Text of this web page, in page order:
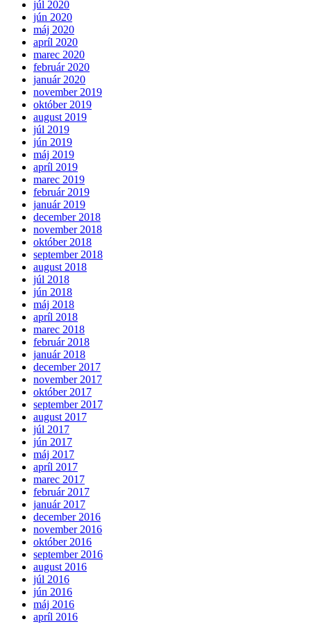
júl 2020
jún 2020
máj 2020
apríl 2020
marec 2020
február 2020
január 2020
november 2019
október 2019
august 2019
júl 2019
jún 2019
máj 2019
apríl 2019
marec 2019
február 2019
január 2019
december 2018
november 2018
október 2018
september 2018
august 2018
júl 2018
jún 2018
máj 2018
apríl 2018
marec 2018
február 2018
január 2018
december 2017
november 2017
október 2017
september 2017
august 2017
júl 2017
jún 2017
máj 2017
apríl 2017
marec 2017
február 2017
január 2017
december 2016
november 2016
október 2016
september 2016
august 2016
júl 2016
jún 2016
máj 2016
apríl 2016